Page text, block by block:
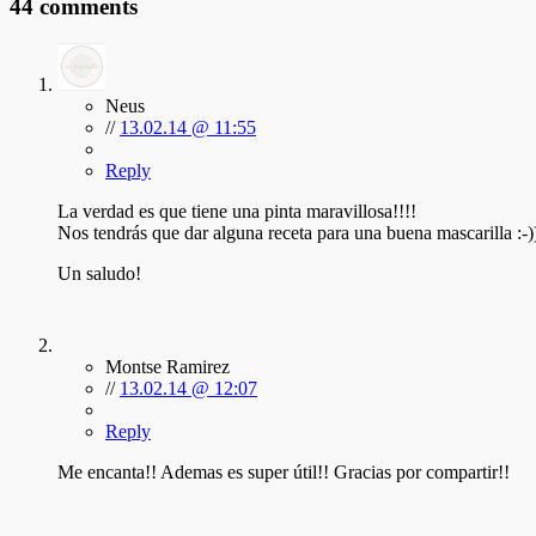
44 comments
Neus
// 13.02.14 @ 11:55
Reply
La verdad es que tiene una pinta maravillosa!!!!
Nos tendrás que dar alguna receta para una buena mascarilla :-
Un saludo!
Montse Ramirez
// 13.02.14 @ 12:07
Reply
Me encanta!! Ademas es super útil!! Gracias por compartir!!